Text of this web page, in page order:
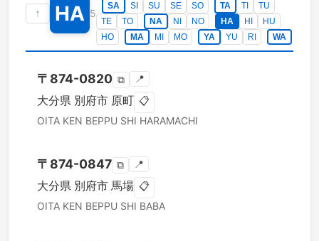
↑ HA 5
SA
SI SU SE SO TA TI
TU
TE
TO NA NI NO HA HI
HU
HO
MA MI MO YA YU RI WA
〒 874-0820 ⧉ 📍
大分県 別府市 原町 📋
OITA KEN BEPPU SHI HARAMACHI
〒 874-0847 ⧉ 📍
大分県 別府市 馬場 📋
OITA KEN BEPPU SHI BABA